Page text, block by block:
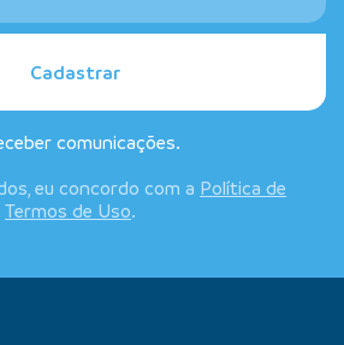
Cadastrar
comunicações.
eu concordo com a Política de
Termos de Uso.